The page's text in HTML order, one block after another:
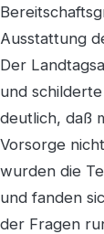
Ausstattung
Der
und
deutlich, daß
Vorsorge
wurden die
und fanden
der Fragen